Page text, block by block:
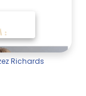
Richards